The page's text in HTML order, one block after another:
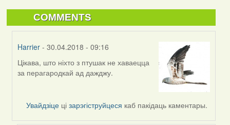
COMMENTS
Harrier - 30.04.2018 - 09:16
In
reply
Feather
Цікава, што ніхто з птушак не хаваецца
за перагародкай ад дажджу.
Увайдзіце цізарэгіструйцеся каб пакідаць каментары.